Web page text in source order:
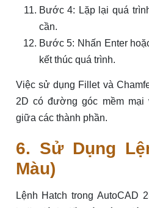
Bước 4: Lặp lại quá
cần.
Bước 5: Nhấn Enter
kết thúc quá trình.
Việc sử dụng Fillet và
2D có đường góc mềm mại
giữa các thành phần.
6. Sử Dụng
Màu)
Lệnh Hatch trong AutoCAD